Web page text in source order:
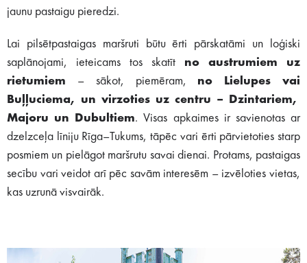
jaunu pastaigu pieredzi.
Lai pilsētpastaigas maršruti būtu ērti pārskatāmi un loģiski
saplānojami, ieteicams tos skatīt no austrumiem uz
rietumiem – sākot, piemēram, no Lielupes vai
Buļļuciema, un virzoties uz centru – Dzintariem,
Majoru un Dubultiem. Visas apkaimes ir savienotas ar
dzelzceļa līniju Rīga–Tukums, tāpēc vari ērti pārvietoties starp
posmiem un pielāgot maršrutu savai dienai. Protams, pastaigas
secību vari veidot arī pēc savām interesēm – izvēloties vietas,
kas uzrunā visvairāk.